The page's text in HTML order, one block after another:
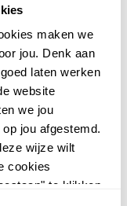
maken we
jou. Denk aan
laten werken
website
we jou
jou afgestemd.
wijze wilt
cookies
te klikken.